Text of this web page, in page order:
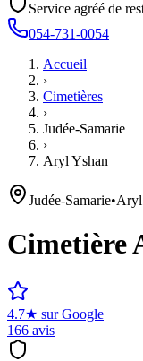
Service agréé de
054-731-0054
Accueil
›
Cimetières
›
Judée-Samarie
›
Aryl Yshan
Judée-Samarie•Aryl
Cimetière
4.7★ sur Google
166 avis